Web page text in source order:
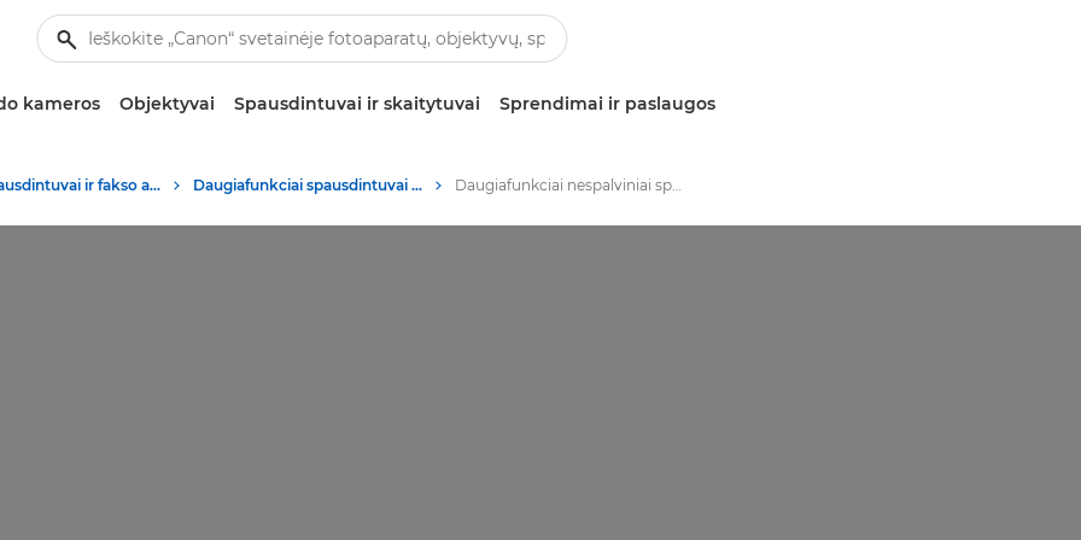
kameros Objektyvai Spausdintuvai ir skaitytuvai Sprendimai ir paslaugos
Verslo spausdintuvai ir fakso aparatai Daugiafunkciai spausdintuvai – spausdintuvai „viskas viename“ Daugiafunkciai nespalviniai spausdintuvai